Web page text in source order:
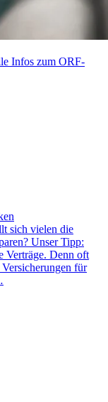
Infos zum ORF-
sich vielen die
Unser Tipp:
Verträge. Denn oft
für